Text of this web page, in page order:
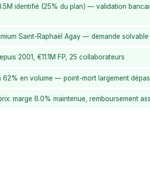
identifié (25% du plan) — validation
Saint-Raphaël Agay — demande solvable
2001, €11.1M FP, 25 collaborateurs
62% en volume — point-mort largement
marge 6.0% maintenue, remboursement